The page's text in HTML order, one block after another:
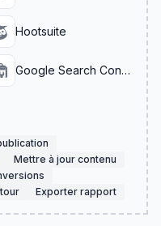
Hootsuite
Google Search Console
Mettre à jour contenu
Exporter rapport